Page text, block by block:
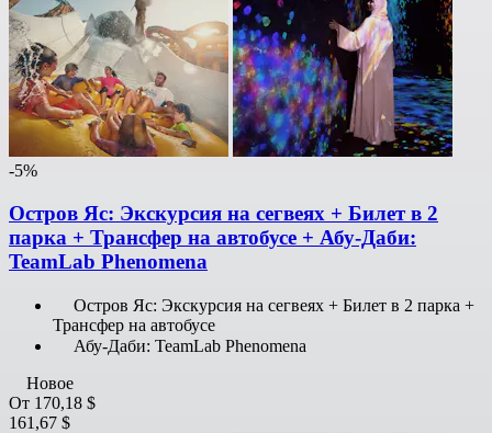
-5%
Остров Яс: Экскурсия на сегвеях + Билет в 2
парка + Трансфер на автобусе + Абу-Даби:
TeamLab Phenomena
Остров Яс: Экскурсия на сегвеях + Билет в 2 парка +
Трансфер на автобусе
Абу-Даби: TeamLab Phenomena
Новое
От 170,18 $
161,67 $